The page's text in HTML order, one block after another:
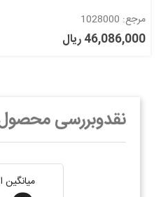
مرجع: 1028000
46,086,000 ریال
نقدوبررسی
میانگین